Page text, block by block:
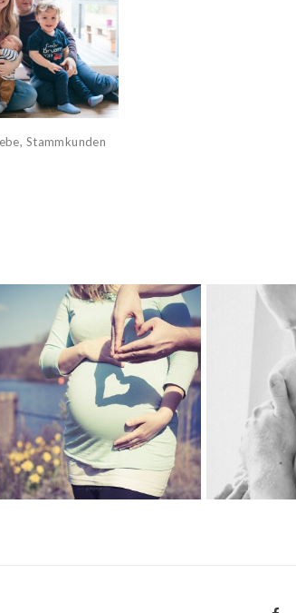
, Stammkunden